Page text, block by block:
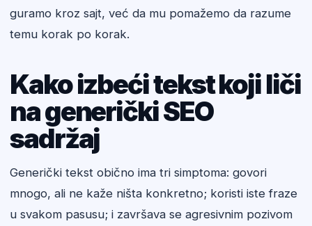
guramo kroz sajt, već da mu pomažemo da razume
temu korak po korak.
Kako izbeći tekst koji liči
na generički SEO
sadržaj
Generički tekst obično ima tri simptoma: govori
mnogo, ali ne kaže ništa konkretno; koristi iste fraze
u svakom pasusu; i završava se agresivnim pozivom